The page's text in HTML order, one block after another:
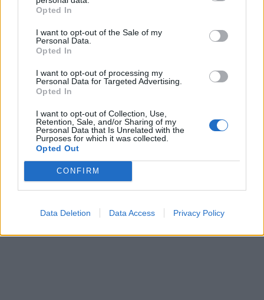
Opted In
I want to opt-out of the Sale of my
Personal Data.
Opted In
I want to opt-out of processing my
Personal Data for Targeted Advertising.
Opted In
I want to opt-out of Collection, Use,
Retention, Sale, and/or Sharing of my
Personal Data that Is Unrelated with the
Purposes for which it was collected.
Opted Out
CONFIRM
Data Deletion Data Access Privacy Policy
In evidenza